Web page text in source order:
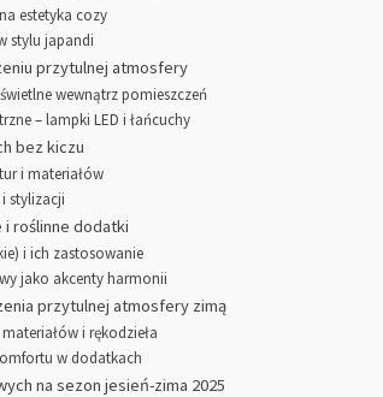
estetyka cozy
stylu japandi
przytulnej atmosfery
wewnątrz pomieszczeń
– lampki LED i łańcuchy
bez kiczu
i materiałów
stylizacji
roślinne dodatki
i ich zastosowanie
jako akcenty harmonii
przytulnej atmosfery zimą
i rękodzieła
w dodatkach
na sezon jesień-zima 2025